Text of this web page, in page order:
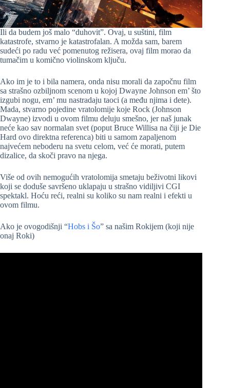
Ili da budem još malo “duhovit”. Ovaj, u suštini, film
katastrofe, stvarno je katastrofalan. A možda sam, barem
sudeći po radu već pomenutog režisera, ovaj film morao da
tumačim u komično violinskom ključu.
Ako im je to i bila namera, onda nisu morali da započnu film
sa strašno ozbiljnom scenom u kojoj Dwayne Johnson em’ što
izgubi nogu, em’ mu nastradaju taoci (a među njima i dete).
Mada, stvarno pojedine vratolomije koje Rock (Johnson
Dwayne) izvodi u ovom filmu deluju smešno, jer naš junak
neće kao sav normalan svet (poput Bruce Willisa na čiji je Die
Hard ovo direktna referenca) biti u samom zapaljenom
najvećem neboderu na svetu celom, već će morati, putem
dizalice, da skoči pravo na njega.
Više od ovih nemogućih vratolomija smetaju beživotni likovi
koji se doduše savršeno uklapaju u strašno vidiljivi CGI
spektakl. Hoću reći, realni su koliko su nam realni i efekti u
ovom filmu.
Ako je ovogodišnji “Hobs i Šo” sa našim Rokijem (koji nije
onaj Roki)